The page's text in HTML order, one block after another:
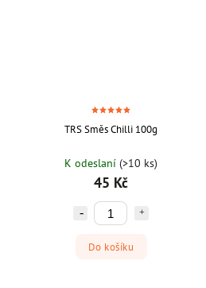
TRS Směs Chilli 100g
K odeslaní (>10 ks)
45 Kč
Do košíku